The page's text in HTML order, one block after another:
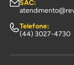
SAC:
Telefone:
(44) 3027-4730